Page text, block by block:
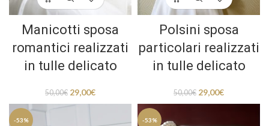
Manicotti sposa
romantici realizzati
in tulle delicato
50,00€ 29,00€
Polsini sposa
particolari realizzati
in tulle delicato
50,00€ 29,00€
-53% -53%